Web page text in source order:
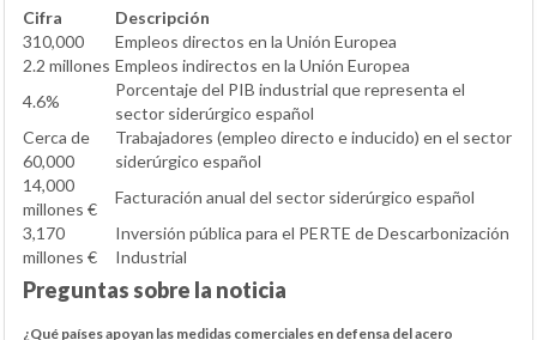
Cifra
Descripción
310,000
Empleos directos en la Unión Europea
2.2 millones Empleos indirectos en la Unión Europea
4.6%
Porcentaje del PIB industrial que representa el
sector siderúrgico español
Cerca de
60,000
Trabajadores (empleo directo e inducido) en el sector
siderúrgico español
14,000
millones €
Facturación anual del sector siderúrgico español
3,170
millones €
Inversión pública para el PERTE de Descarbonización
Industrial
Preguntas sobre la noticia
¿Qué países apoyan las medidas comerciales en defensa del acero